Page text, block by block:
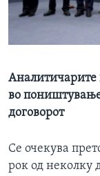
ИНТЕРВЈУА
Аналитичарите
во
договорот
Се очекува
рок од неколку